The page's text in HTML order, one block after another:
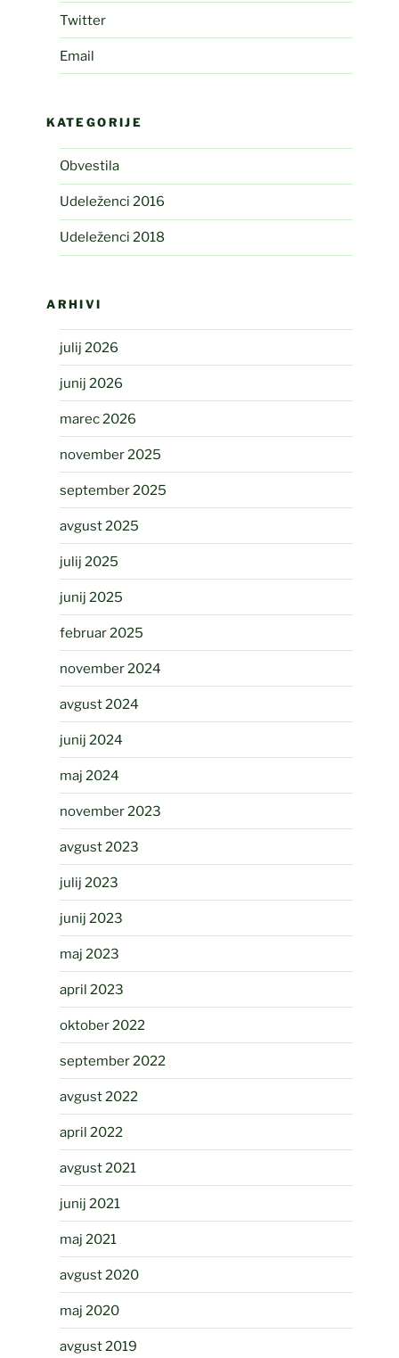
Twitter
Email
KATEGORIJE
Obvestila
Udeleženci 2016
Udeleženci 2018
ARHIVI
julij 2026
junij 2026
marec 2026
november 2025
september 2025
avgust 2025
julij 2025
junij 2025
februar 2025
november 2024
avgust 2024
junij 2024
maj 2024
november 2023
avgust 2023
julij 2023
junij 2023
maj 2023
april 2023
oktober 2022
september 2022
avgust 2022
april 2022
avgust 2021
junij 2021
maj 2021
avgust 2020
maj 2020
avgust 2019